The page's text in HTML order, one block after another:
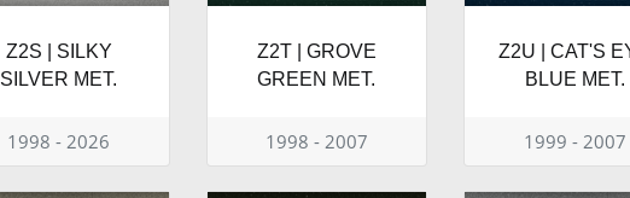
Z2S | SILKY
SILVER MET.
1998 - 2026
Z2T | GROVE
GREEN MET.
1998 - 2007
Z2U | CAT'S
BLUE MET.
1999 - 2007